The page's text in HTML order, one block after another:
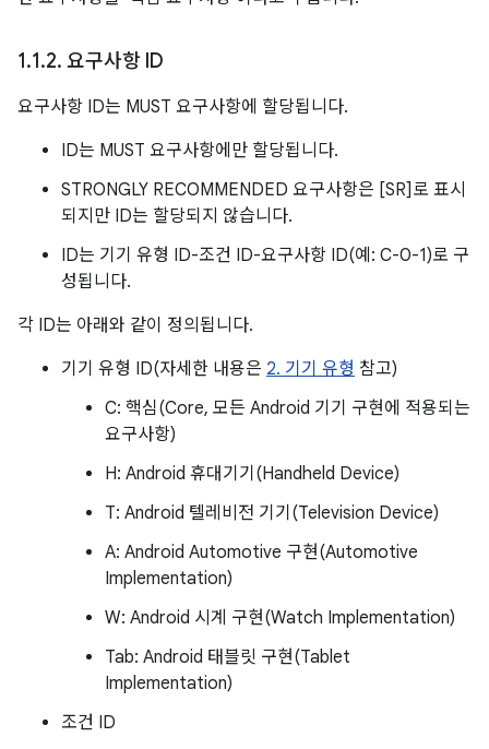
1.1.2. 요구사항 ID
요구사항 ID는 MUST 요구사항에 할당됩니다.
ID는 MUST 요구사항에만 할당됩니다.
STRONGLY RECOMMENDED 요구사항은 [SR]로 표시
되지만 ID는 할당되지 않습니다.
ID는 기기 유형 ID-조건 ID-요구사항 ID(예: C-0-1)로 구
성됩니다.
각 ID는 아래와 같이 정의됩니다.
기기 유형 ID(자세한 내용은 2. 기기 유형 참고)
C: 핵심(Core, 모든 Android 기기 구현에 적용되는
H: Android 휴대기기(Handheld Device)
T: Android 텔레비전 기기(Television Device)
A: Android Automotive 구현(Automotive
Implementation)
W: Android 시계 구현(Watch Implementation)
Tab: Android 태블릿 구현(Tablet
Implementation)
조건 ID